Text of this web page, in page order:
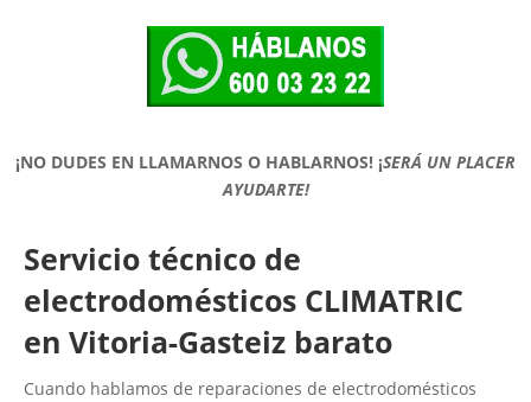
¡NO DUDES EN LLAMARNOS O HABLARNOS! ¡SERÁ UN PLACER
AYUDARTE!
Servicio técnico de
electrodomésticos CLIMATRIC
en Vitoria-Gasteiz barato
Cuando hablamos de reparaciones de electrodomésticos